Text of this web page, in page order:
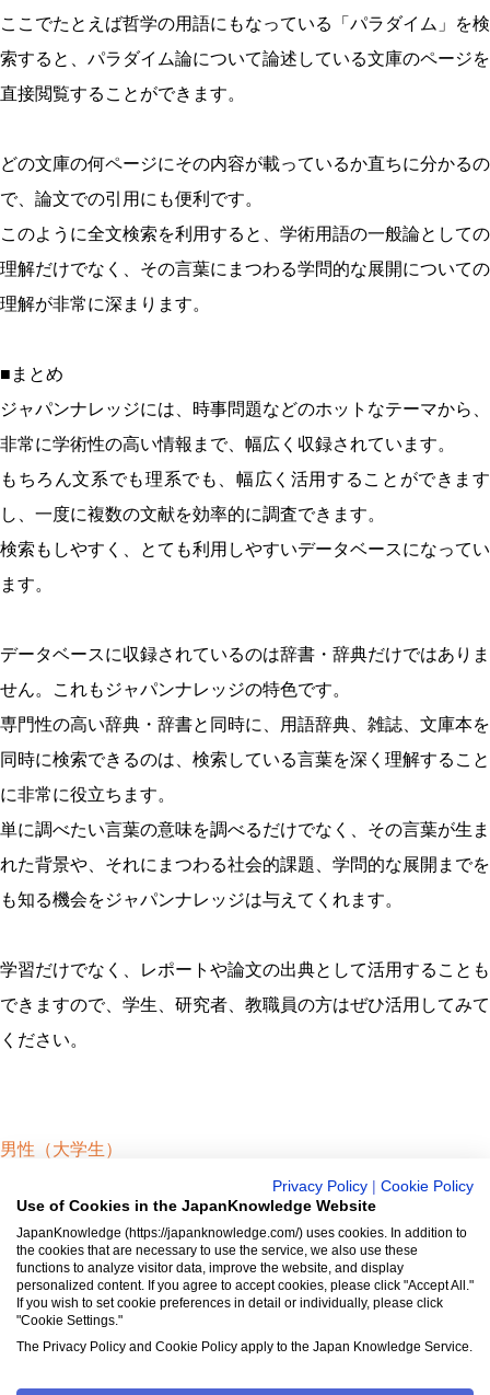
ここでたとえば哲学の用語にもなっている「パラダイム」を検
索すると、パラダイム論について論述している文庫のページを
直接閲覧することができます。
どの文庫の何ページにその内容が載っているか直ちに分かるの
で、論文での引用にも便利です。
このように全文検索を利用すると、学術用語の一般論としての
理解だけでなく、その言葉にまつわる学問的な展開についての
理解が非常に深まります。
■まとめ
ジャパンナレッジには、時事問題などのホットなテーマから、
非常に学術性の高い情報まで、幅広く収録されています。
もちろん文系でも理系でも、幅広く活用することができます
し、一度に複数の文献を効率的に調査できます。
検索もしやすく、とても利用しやすいデータベースになってい
ます。
データベースに収録されているのは辞書・辞典だけではありま
せん。これもジャパンナレッジの特色です。
専門性の高い辞典・辞書と同時に、用語辞典、雑誌、文庫本を
同時に検索できるのは、検索している言葉を深く理解すること
に非常に役立ちます。
単に調べたい言葉の意味を調べるだけでなく、その言葉が生ま
れた背景や、それにまつわる社会的課題、学問的な展開までを
も知る機会をジャパンナレッジは与えてくれます。
学習だけでなく、レポートや論文の出典として活用することも
できますので、学生、研究者、教職員の方はぜひ活用してみて
ください。
男性（大学生）
ジャパンナレッジは約1900冊以上（総額850万円）の膨大な辞
書・事典などが使い放題のオンライン辞書・事典・叢書サービ
ス。
日本国内のみならず、海外の有名大学から図書館まで、多くの
機関で利用されています。
Privacy Policy
Cookie Policy
Use of Cookies in the JapanKnowledge Website
JapanKnowledge (https://japanknowledge.com/) uses cookies. In addition to
the cookies that are necessary to use the service, we also use these
functions to analyze visitor data, improve the website, and display
personalized content. If you agree to accept cookies, please click "Accept All."
If you wish to set cookie preferences in detail or individually, please click
"Cookie Settings."
The Privacy Policy and Cookie Policy apply to the Japan Knowledge Service.